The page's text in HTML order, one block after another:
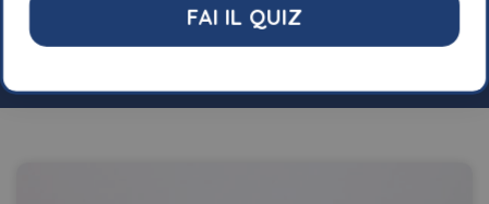
compresso tra dimensioni e comfort. Riesce ad offrire una
superficie di riposo più ampia e confortevole di un letto singolo,
FAI IL QUIZ